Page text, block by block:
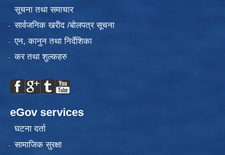
सूचना तथा समाचार
सार्वजनिक खरीद /बोलपत्र सूचना
एन, कानुन तथा निर्देशिका
कर तथा शुल्कहरु
eGov services
घटना दर्ता
सामाजिक सुरक्षा